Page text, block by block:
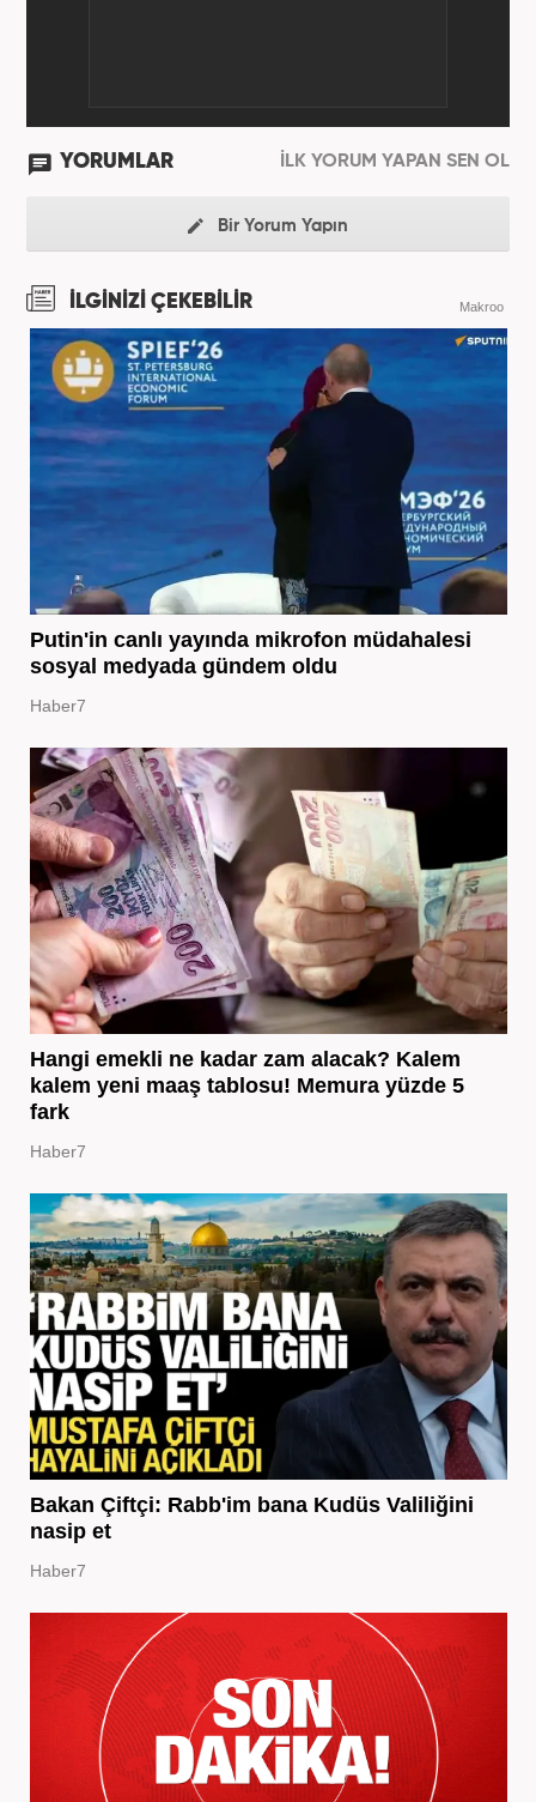
YORUMLAR İLK YORUM YAPAN SEN OL
Bir Yorum Yapın
İLGİNİZİ ÇEKEBİLİR Makroo
Putin'in canlı yayında mikrofon müdahalesi
sosyal medyada gündem oldu
Haber7
Hangi emekli ne kadar zam alacak? Kalem
kalem yeni maaş tablosu! Memura yüzde 5
fark
Haber7
Bakan Çiftçi: Rabb'im bana Kudüs Valiliğini
nasip et
Haber7